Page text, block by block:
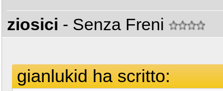
ziosici - Senza Freni
gianlukid ha scritto: